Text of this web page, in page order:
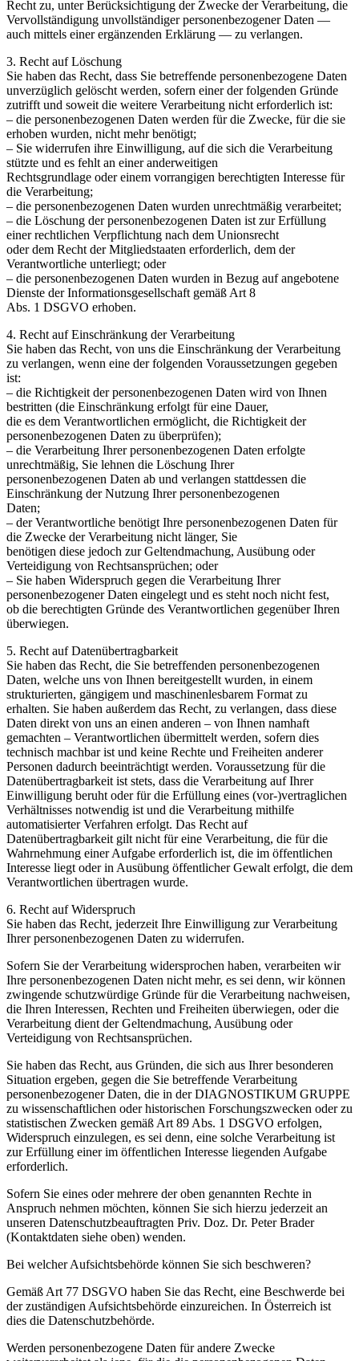
Recht zu, unter Berücksichtigung der Zwecke der Verarbeitung, die
Vervollständigung unvollständiger personenbezogener Daten —
auch mittels einer ergänzenden Erklärung — zu verlangen.
3. Recht auf Löschung
Sie haben das Recht, dass Sie betreffende personenbezogene Daten
unverzüglich gelöscht werden, sofern einer der folgenden Gründe
zutrifft und soweit die weitere Verarbeitung nicht erforderlich ist:
– die personenbezogenen Daten werden für die Zwecke, für die sie
erhoben wurden, nicht mehr benötigt;
– Sie widerrufen ihre Einwilligung, auf die sich die Verarbeitung
stützte und es fehlt an einer anderweitigen
Rechtsgrundlage oder einem vorrangigen berechtigten Interesse für
die Verarbeitung;
– die personenbezogenen Daten wurden unrechtmäßig verarbeitet;
– die Löschung der personenbezogenen Daten ist zur Erfüllung
einer rechtlichen Verpflichtung nach dem Unionsrecht
oder dem Recht der Mitgliedstaaten erforderlich, dem der
Verantwortliche unterliegt; oder
– die personenbezogenen Daten wurden in Bezug auf angebotene
Dienste der Informationsgesellschaft gemäß Art 8
Abs. 1 DSGVO erhoben.
4. Recht auf Einschränkung der Verarbeitung
Sie haben das Recht, von uns die Einschränkung der Verarbeitung
zu verlangen, wenn eine der folgenden Voraussetzungen gegeben
ist:
– die Richtigkeit der personenbezogenen Daten wird von Ihnen
bestritten (die Einschränkung erfolgt für eine Dauer,
die es dem Verantwortlichen ermöglicht, die Richtigkeit der
personenbezogenen Daten zu überprüfen);
– die Verarbeitung Ihrer personenbezogenen Daten erfolgte
unrechtmäßig, Sie lehnen die Löschung Ihrer
personenbezogenen Daten ab und verlangen stattdessen die
Einschränkung der Nutzung Ihrer personenbezogenen
Daten;
– der Verantwortliche benötigt Ihre personenbezogenen Daten für
die Zwecke der Verarbeitung nicht länger, Sie
benötigen diese jedoch zur Geltendmachung, Ausübung oder
Verteidigung von Rechtsansprüchen; oder
– Sie haben Widerspruch gegen die Verarbeitung Ihrer
personenbezogener Daten eingelegt und es steht noch nicht fest,
ob die berechtigten Gründe des Verantwortlichen gegenüber Ihren
überwiegen.
5. Recht auf Datenübertragbarkeit
Sie haben das Recht, die Sie betreffenden personenbezogenen
Daten, welche uns von Ihnen bereitgestellt wurden, in einem
strukturierten, gängigem und maschinenlesbarem Format zu
erhalten. Sie haben außerdem das Recht, zu verlangen, dass diese
Daten direkt von uns an einen anderen – von Ihnen namhaft
gemachten – Verantwortlichen übermittelt werden, sofern dies
technisch machbar ist und keine Rechte und Freiheiten anderer
Personen dadurch beeinträchtigt werden. Voraussetzung für die
Datenübertragbarkeit ist stets, dass die Verarbeitung auf Ihrer
Einwilligung beruht oder für die Erfüllung eines (vor-)vertraglichen
Verhältnisses notwendig ist und die Verarbeitung mithilfe
automatisierter Verfahren erfolgt. Das Recht auf
Datenübertragbarkeit gilt nicht für eine Verarbeitung, die für die
Wahrnehmung einer Aufgabe erforderlich ist, die im öffentlichen
Interesse liegt oder in Ausübung öffentlicher Gewalt erfolgt, die dem
Verantwortlichen übertragen wurde.
6. Recht auf Widerspruch
Sie haben das Recht, jederzeit Ihre Einwilligung zur Verarbeitung
Ihrer personenbezogenen Daten zu widerrufen.
Sofern Sie der Verarbeitung widersprochen haben, verarbeiten wir
Ihre personenbezogenen Daten nicht mehr, es sei denn, wir können
zwingende schutzwürdige Gründe für die Verarbeitung nachweisen,
die Ihren Interessen, Rechten und Freiheiten überwiegen, oder die
Verarbeitung dient der Geltendmachung, Ausübung oder
Verteidigung von Rechtsansprüchen.
Sie haben das Recht, aus Gründen, die sich aus Ihrer besonderen
Situation ergeben, gegen die Sie betreffende Verarbeitung
personenbezogener Daten, die in der DIAGNOSTIKUM GRUPPE
zu wissenschaftlichen oder historischen Forschungszwecken oder zu
statistischen Zwecken gemäß Art 89 Abs. 1 DSGVO erfolgen,
Widerspruch einzulegen, es sei denn, eine solche Verarbeitung ist
zur Erfüllung einer im öffentlichen Interesse liegenden Aufgabe
erforderlich.
Sofern Sie eines oder mehrere der oben genannten Rechte in
Anspruch nehmen möchten, können Sie sich hierzu jederzeit an
unseren Datenschutzbeauftragten Priv. Doz. Dr. Peter Brader
(Kontaktdaten siehe oben) wenden.
Bei welcher Aufsichtsbehörde können Sie sich beschweren?
Gemäß Art 77 DSGVO haben Sie das Recht, eine Beschwerde bei
der zuständigen Aufsichtsbehörde einzureichen. In Österreich ist
dies die Datenschutzbehörde.
Werden personenbezogene Daten für andere Zwecke